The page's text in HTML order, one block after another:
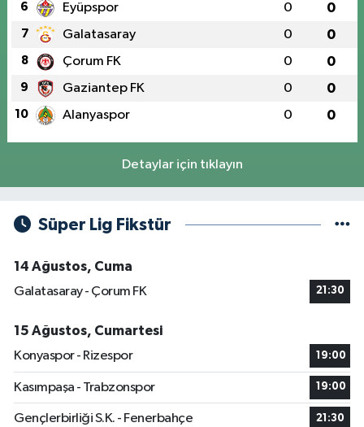
6 Eyüpspor 0 0
7 Galatasaray 0 0
8 Çorum FK 0 0
9 Gaziantep FK 0 0
10 Alanyaspor 0 0
Detaylar için tıklayın
Süper Lig Fikstür
14 Ağustos, Cuma
Galatasaray - Çorum FK
21:30
15 Ağustos, Cumartesi
Konyaspor - Rizespor
19:00
Kasımpaşa - Trabzonspor 19:00
Gençlerbirliği S.K. - Fenerbahçe 21:30